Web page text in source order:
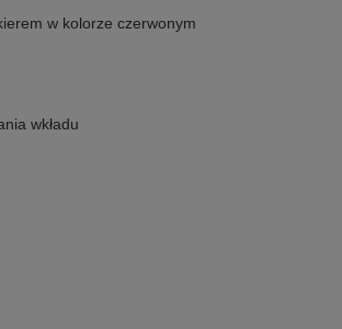
w kolorze czerwonym
wkładu